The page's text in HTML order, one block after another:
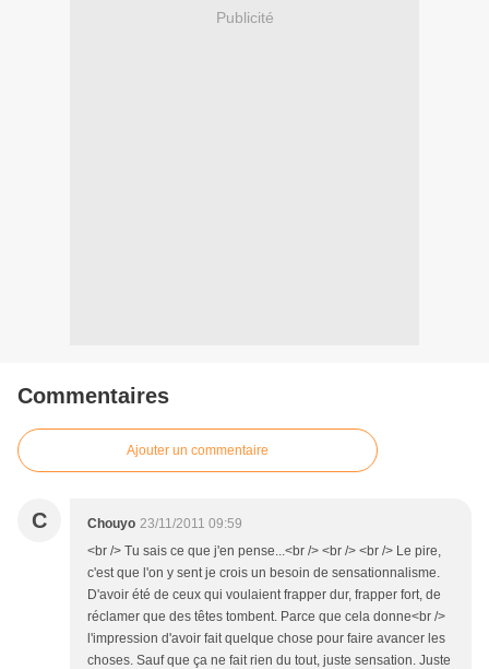
Publicité
Commentaires
Ajouter un commentaire
C Chouyo 23/11/2011 09:59
<br /> Tu sais ce que j'en pense...<br /> <br /> <br /> Le pire,
c'est que l'on y sent je crois un besoin de sensationnalisme.
D'avoir été de ceux qui voulaient frapper dur, frapper fort, de
réclamer que des têtes tombent. Parce que cela donne<br />
l'impression d'avoir fait quelque chose pour faire avancer les
choses. Sauf que ça ne fait rien du tout, juste sensation. Juste